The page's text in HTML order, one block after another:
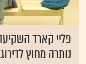
נותרה מחוץ לדירוג